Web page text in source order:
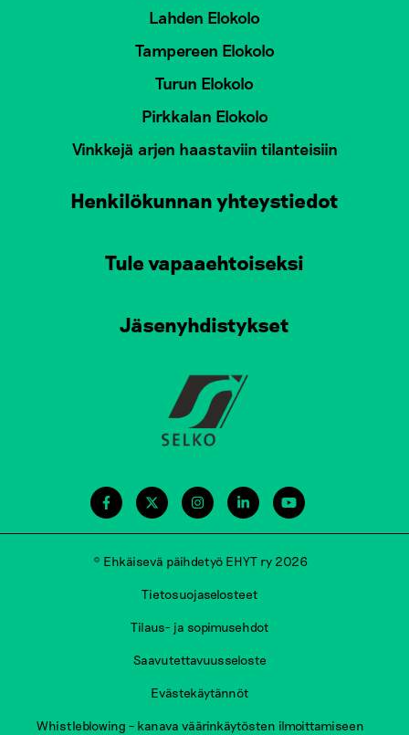
Lahden Elokolo
Tampereen Elokolo
Turun Elokolo
Pirkkalan Elokolo
Vinkkejä arjen haastaviin tilanteisiin
Henkilökunnan yhteystiedot
Tule vapaaehtoiseksi
Jäsenyhdistykset
© Ehkäisevä päihdetyö EHYT ry 2026
Tietosuojaselosteet
Tilaus- ja sopimusehdot
Saavutettavuusseloste
Evästekäytännöt
Whistleblowing – kanava väärinkäytösten ilmoittamiseen